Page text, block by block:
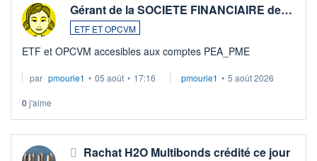
Gérant de la SOCIETE FINANCIAIRE de…
ETF ET OPCVM
ETF et OPCVM accesibles aux comptes PEA_PME
par pmourie1 • 05 août • 17:16 pmourie1 • 5 août 2026
0j'aime
Rachat H2O Multibonds crédité ce jour